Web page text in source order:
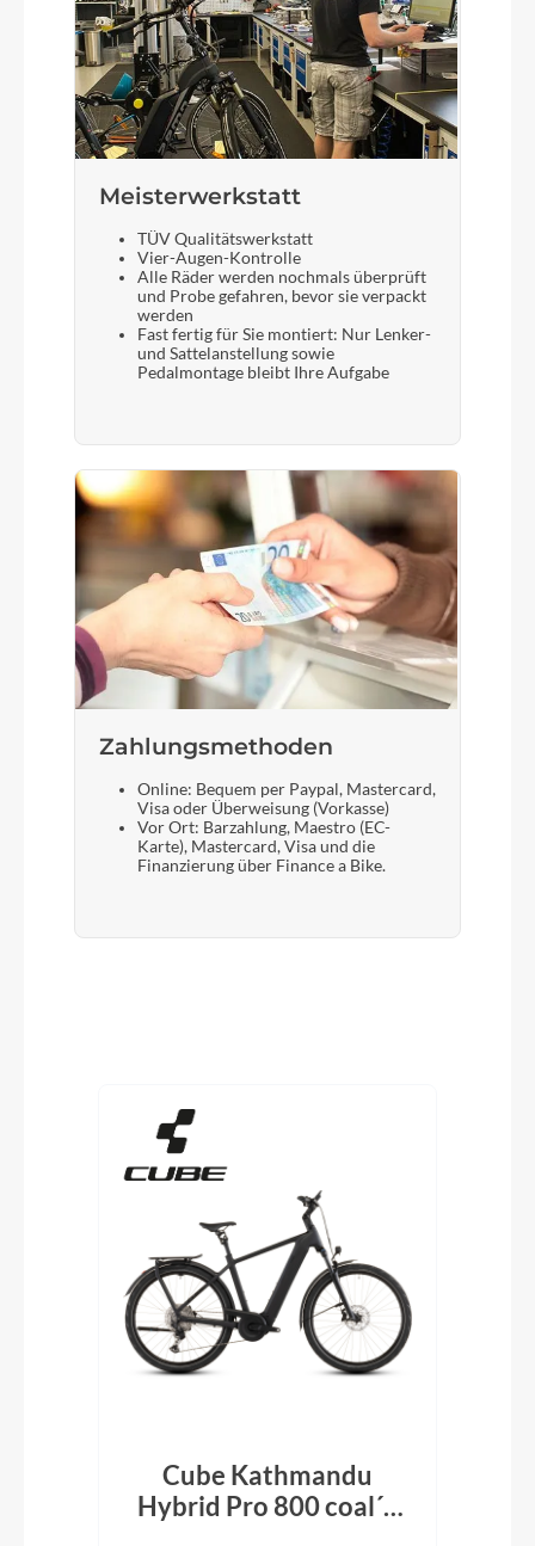
Meisterwerkstatt
TÜV Qualitätswerkstatt
Vier-Augen-Kontrolle
Alle Räder werden nochmals überprüft
und Probe gefahren, bevor sie verpackt
werden
Fast fertig für Sie montiert: Nur Lenker-
und Sattelanstellung sowie
Pedalmontage bleibt Ihre Aufgabe
Zahlungsmethoden
Online: Bequem per Paypal, Mastercard,
Visa oder Überweisung (Vorkasse)
Vor Ort: Barzahlung, Maestro (EC-
Karte), Mastercard, Visa und die
Finanzierung über Finance a Bike.
Cube Kathmandu
Hybrid Pro 800 coal´n